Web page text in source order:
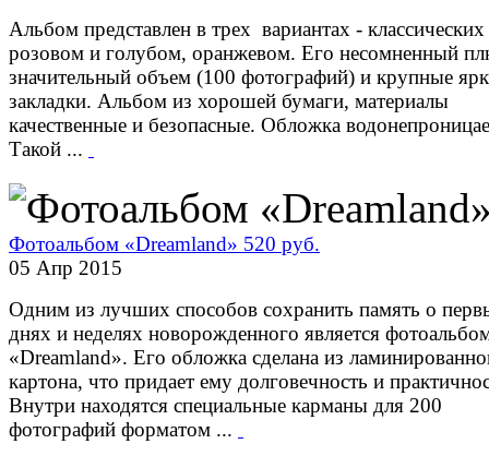
Альбом представлен в трех вариантах -
розовом и голубом, оранжевом. Его несомненный
значительный объем (100 фотографий) и крупные
закладки. Альбом из хорошей бумаги, материалы
качественные и безопасные. Обложка
Такой ...
Фотоальбом «Dreamland» 520 руб.
05 Апр 2015
Одним из лучших способов сохранить память о
днях и неделях новорожденного является
«Dreamland». Его обложка сделана из
картона, что придает ему долговечность и
Внутри находятся специальные карманы для 200
фотографий форматом ...